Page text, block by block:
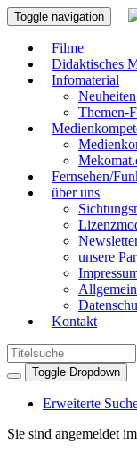
Toggle navigation
Filme
Didaktisches
Infomaterial
Neuheiten
Themen-
Fernsehen/
über uns
unsere
Kontakt
Toggle Dropdown
Erweiterte
Sie sind angemeldet